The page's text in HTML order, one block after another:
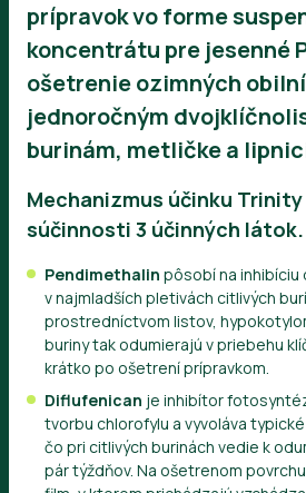
prípravok vo forme
koncentrátu pre jesenné
ošetrenie ozimných
jednoročným
burinám, metličke a
Mechanizmus účinku Trinity
súčinnosti 3 účinných látok.
Pendimethalin pôsobí na inhibíciu
v najmladších pletivách citlivých
prostredníctvom listov,
buriny tak odumierajú v priebehu
krátko po ošetrení prípravkom.
Diflufenican je inhibítor
tvorbu chlorofylu a vyvoláva
čo pri citlivých burinách vedie k
pár týždňov. Na ošetrenom